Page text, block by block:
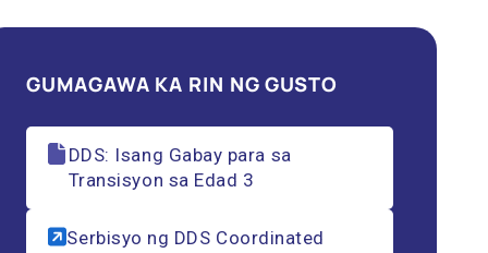
GUMAGAWA KA RIN NG GUSTO
DDS: Isang Gabay para sa
Transisyon sa Edad 3
Serbisyo ng DDS Coordinated